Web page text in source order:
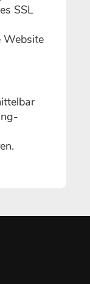
SSL
Website